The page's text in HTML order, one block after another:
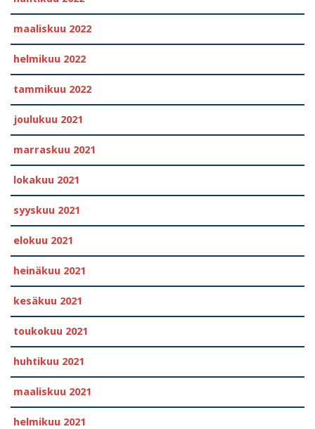
maaliskuu 2022
helmikuu 2022
tammikuu 2022
joulukuu 2021
marraskuu 2021
lokakuu 2021
syyskuu 2021
elokuu 2021
heinäkuu 2021
kesäkuu 2021
toukokuu 2021
huhtikuu 2021
maaliskuu 2021
helmikuu 2021